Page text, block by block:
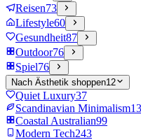
Reisen73
Lifestyle60
Gesundheit87
Outdoor76
Spiel76
Nach Ästhetik shoppen12
Quiet Luxury37
Scandinavian Minimalism
Coastal Australian99
Modern Tech243